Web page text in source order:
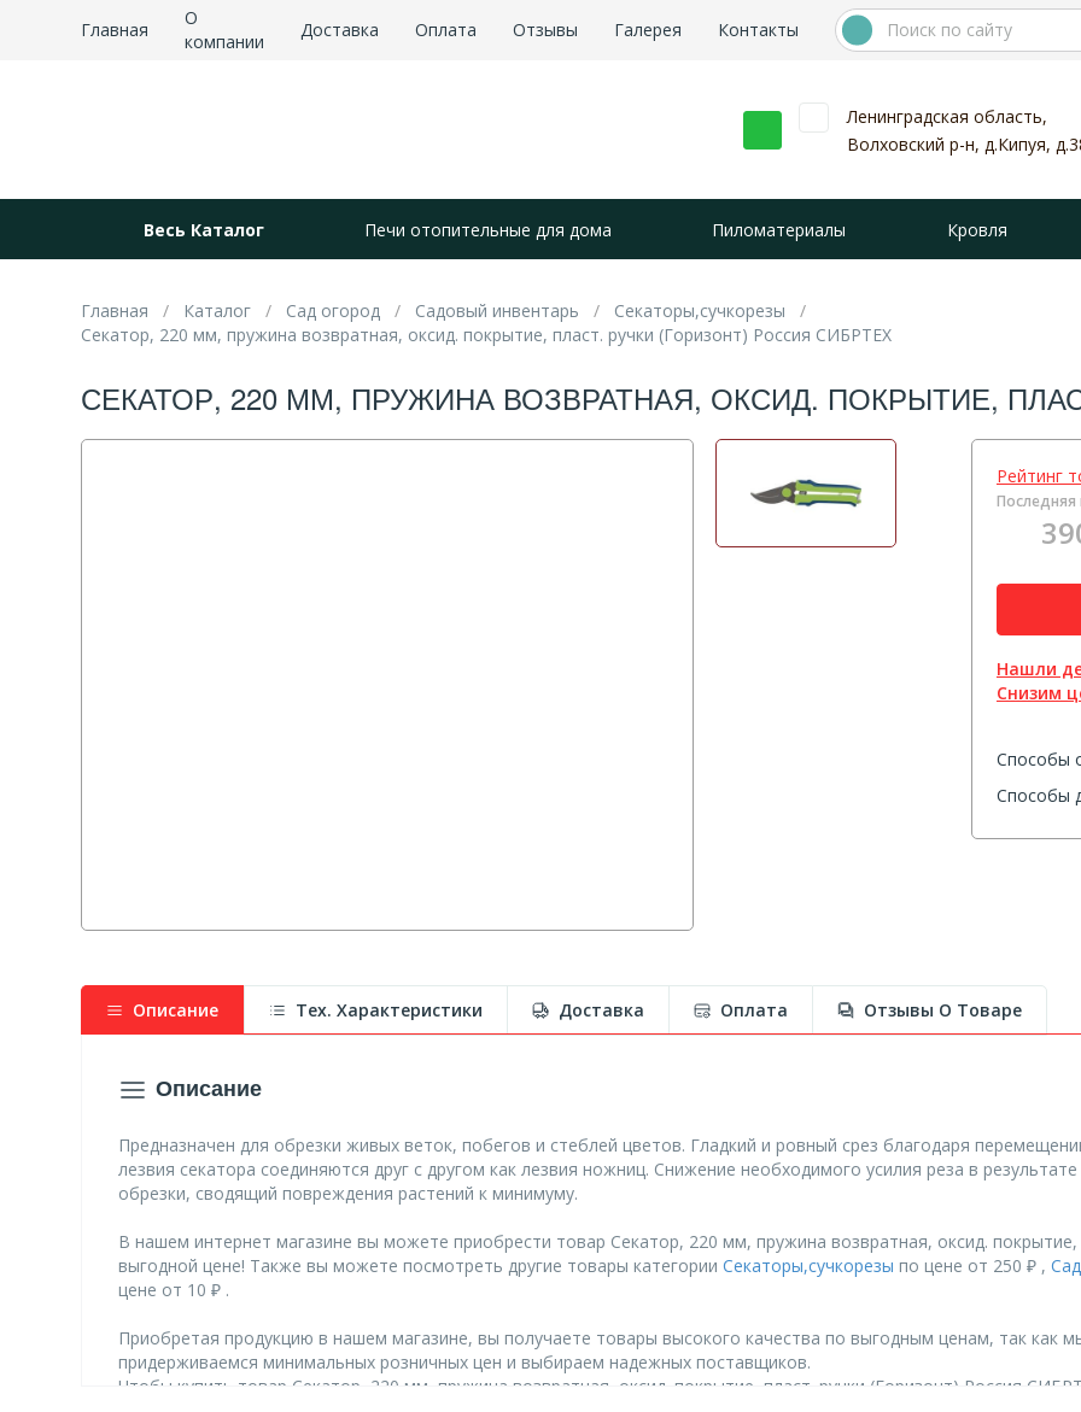
Главная
О
компании
Доставка Оплата Отзывы Галерея Контакты
Ленинградская область,
Волховский р-н, д.Кипуя,
Весь Каталог Печи отопительные для дома Пиломатериалы Кровля
Главная Каталог Сад огород Садовый инвентарь
Секаторы,сучкорезы
Секатор, 220 мм, пружина возвратная, оксид. покрытие, пласт. ручки (Горизонт) Россия СИБРТЕХ
СЕКАТОР, 220 ММ, ПРУЖИНА ВОЗВРАТНАЯ, ОКСИД. ПОКРЫТИЕ,
Рейтинг
Последняя
Нашли
Снизим
Способы
Способы
Описание
Описание
Предназначен для обрезки живых веток, побегов и стеблей цветов. Гладкий и ровный срез благодаря
лезвия секатора соединяются друг с другом как лезвия ножниц. Снижение необходимого усилия реза в
обрезки, сводящий повреждения растений к минимуму.
В нашем интернет магазине вы можете приобрести товар Секатор, 220 мм, пружина возвратная, оксид.
выгодной цене! Также вы можете посмотреть другие товары категорииСекаторы,сучкорезы по цене от 250 ₽ ,
цене от 10 ₽ .
Приобретая продукцию в нашем магазине, вы получаете товары высокого качества по выгодным ценам, так как
придерживаемся минимальных розничных цен и выбираем надежных поставщиков.
Чтобы купить товар Секатор, 220 мм, пружина возвратная, оксид. покрытие, пласт. ручки (Горизонт) Россия
Тех. Характеристики Доставка Оплата Отзывы О Товаре